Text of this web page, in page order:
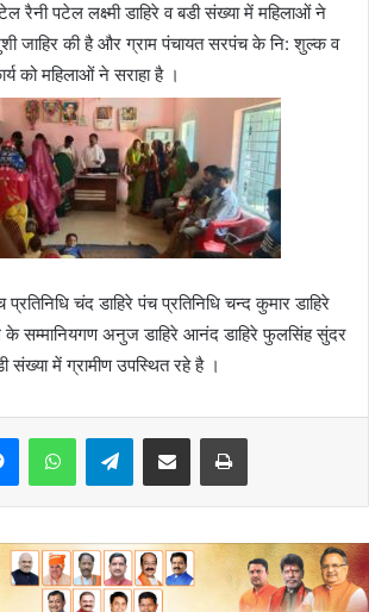
रैनी पटेल लक्ष्मी डाहिरे व बडी संख्या में महिलाओं ने
जाहिर की है और ग्राम पंचायत सरपंच के नि: शुल्क व
को महिलाओं ने सराहा है ।
चंद डाहिरे पंच प्रतिनिधि चन्द कुमार डाहिरे
के सम्मानियगण अनुज डाहिरे आनंद डाहिरे फुलसिंह सुंदर
संख्या में ग्रामीण उपस्थित रहे है ।
Telegram